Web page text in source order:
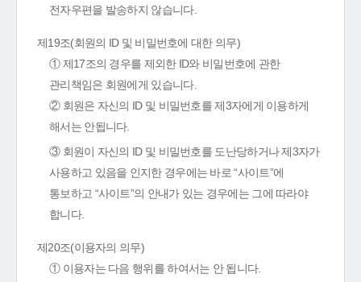
전자우편을 발송하지 않습니다.
제19조(회원의 ID 및 비밀번호에 대한 의무)
① 제17조의 경우를 제외한 ID와 비밀번호에 관한
관리책임은 회원에게 있습니다.
② 회원은 자신의 ID 및 비밀번호를 제3자에게 이용하게
해서는 안됩니다.
③ 회원이 자신의 ID 및 비밀번호를 도난당하거나 제3자가
사용하고 있음을 인지한 경우에는 바로 “사이트”에
통보하고 “사이트”의 안내가 있는 경우에는 그에 따라야
합니다.
제20조(이용자의 의무)
① 이용자는 다음 행위를 하여서는 안 됩니다.